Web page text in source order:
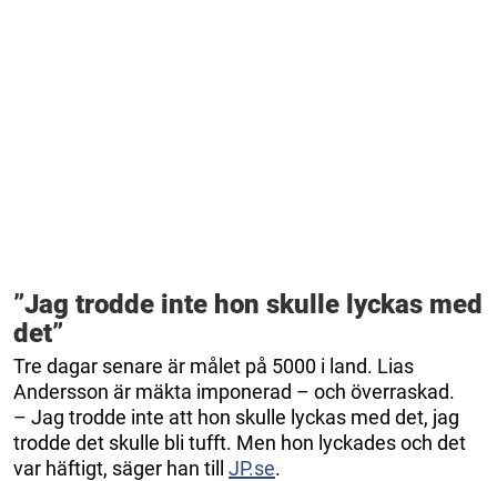
”Jag trodde inte hon skulle lyckas med
det”
Tre dagar senare är målet på 5000 i land. Lias
Andersson är mäkta imponerad – och överraskad.
– Jag trodde inte att hon skulle lyckas med det, jag
trodde det skulle bli tufft. Men hon lyckades och det
var häftigt, säger han till JP.se.